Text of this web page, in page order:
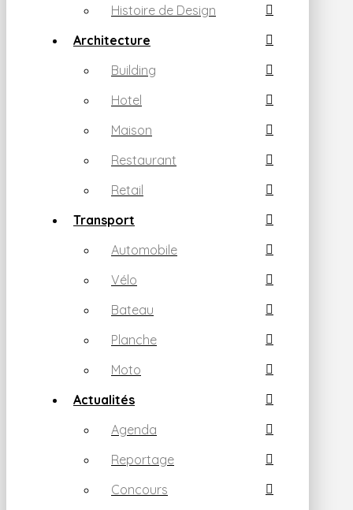
Histoire de Design
Architecture
Building
Hotel
Maison
Restaurant
Retail
Transport
Automobile
Vélo
Bateau
Planche
Moto
Actualités
Agenda
Reportage
Concours